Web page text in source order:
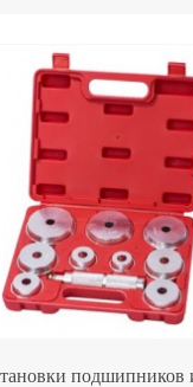
подшипников